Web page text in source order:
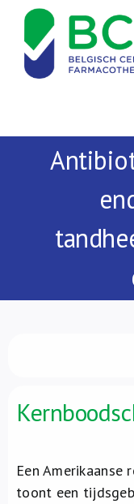
content
Nieuws
FR
Een
toont een